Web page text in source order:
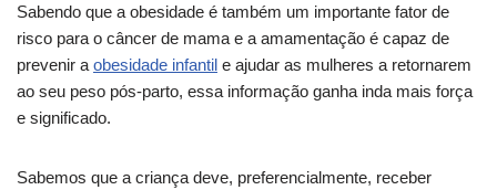
Sabendo que a obesidade é também um importante fator de
risco para o câncer de mama e a amamentação é capaz de
prevenir a obesidade infantil e ajudar as mulheres a retornarem
ao seu peso pós-parto, essa informação ganha inda mais força
e significado.
Sabemos que a criança deve, preferencialmente, receber